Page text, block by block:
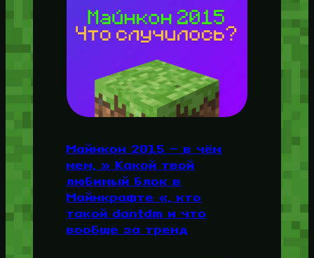
Майнкон 2015 — в чём
мем, » Какой твой
любимый блок в
Майнкрафте «, кто
такой dantdm и что
вообще за тренд